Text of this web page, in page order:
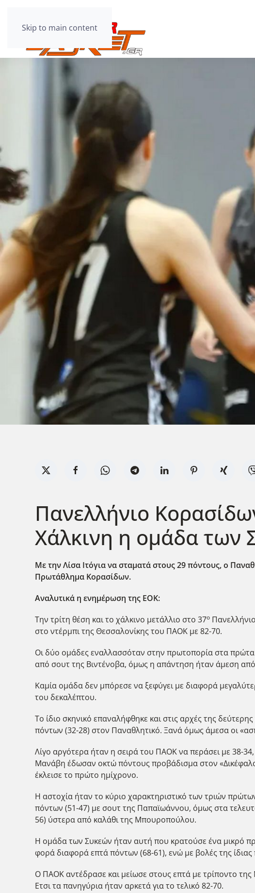
Skip to main content
Πανελλήνιο
Χάλκινη η ομάδα των
Με την Λίσα Ιτόγια να σταματά στους 29 πόντους, ο
Πρωτάθλημα Κορασίδων.
Αναλυτικά η ενημέρωση της ΕΟΚ:
Την τρίτη θέση και το χάλκινο μετάλλιο στο 37ο
στο ντέρμπι της Θεσσαλονίκης του ΠΑΟΚ με 82-70.
Οι δύο ομάδες εναλλασσόταν στην πρωτοπορία στα
από σουτ της Βιντένοβα, όμως η απάντηση ήταν άμεση
Καμία ομάδα δεν μπόρεσε να ξεφύγει με διαφορά
του δεκαλέπτου.
Το ίδιο σκηνικό επαναλήφθηκε και στις αρχές της
πόντων (32-28) στον Παναθλητικό. Ξανά όμως άμεσα οι
Λίγο αργότερα ήταν η σειρά του ΠΑΟΚ να περάσει με 38-
Μανάβη έδωσαν οκτώ πόντους προβάδισμα στον
έκλεισε το πρώτο ημίχρονο.
Η αστοχία ήταν το κύριο χαρακτηριστικό των τριών
πόντων (51-47) με σουτ της Παπαϊωάννου, όμως στα
56) ύστερα από καλάθι της Μπουροπούλου.
Η ομάδα των Συκεών ήταν αυτή που κρατούσε ένα μικρό
φορά διαφορά επτά πόντων (68-61), ενώ με βολές της
Ο ΠΑΟΚ αντέδρασε και μείωσε στους επτά με τρίποντο της
Ετσι τα πανηγύρια ήταν αρκετά για το τελικό 82-70.